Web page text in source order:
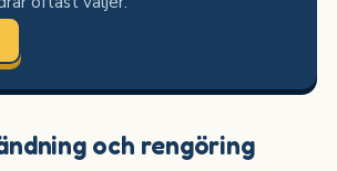
och rengöring